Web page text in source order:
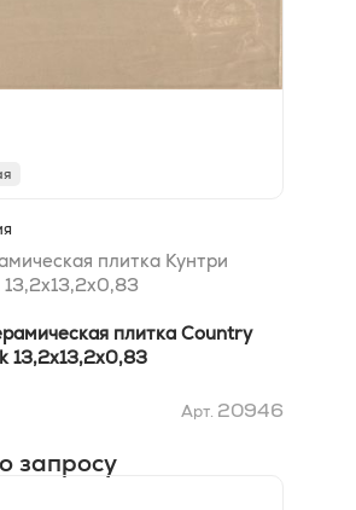
плитка Кунтри
13,2х13,2x0,83
плитка Country
13,2х13,2x0,83
Арт. 20946
запросу